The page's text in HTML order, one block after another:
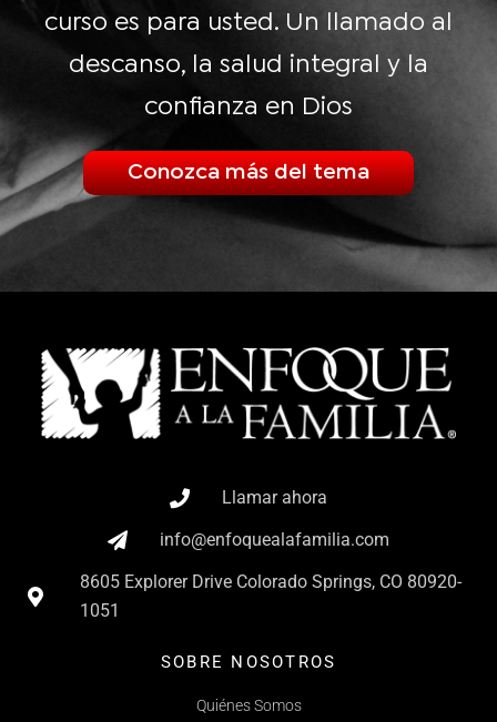
curso es para usted. Un llamado al
descanso, la salud integral y la
confianza en Dios
Conozca más del tema
Llamar ahora
info@enfoquealafamilia.com
8605 Explorer Drive Colorado Springs, CO 80920-
1051
SOBRE NOSOTROS
Quiénes Somos